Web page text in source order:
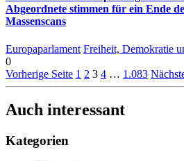
Abgeordnete stimmen für ein Ende
Massenscans
Europaparlament Freiheit, Demokratie
0
Vorherige Seite 1 2 3 4 … 1.083
Auch interessant
Kategorien